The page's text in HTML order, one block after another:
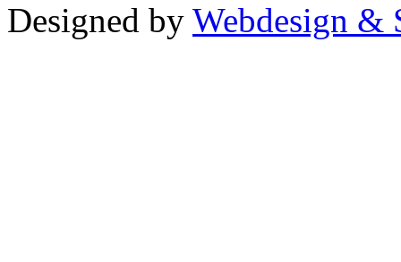
Designed by Webdesign &